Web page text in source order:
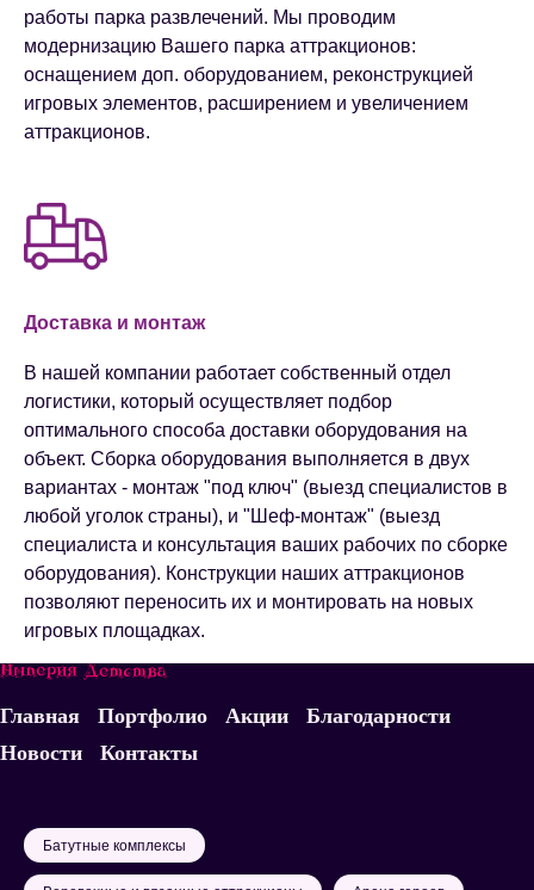
работы парка развлечений. Мы проводим
модернизацию Вашего парка аттракционов:
оснащением доп. оборудованием, реконструкцией
игровых элементов, расширением и увеличением
аттракционов.
Доставка и монтаж
В нашей компании работает собственный отдел
логистики, который осуществляет подбор
оптимального способа доставки оборудования на
объект. Сборка оборудования выполняется в двух
вариантах - монтаж "под ключ" (выезд специалистов в
любой уголок страны), и "Шеф-монтаж" (выезд
специалиста и консультация ваших рабочих по сборке
оборудования). Конструкции наших аттракционов
позволяют переносить их и монтировать на новых
игровых площадках.
Главная Портфолио Акции
Благодарности
Новости
Контакты
Батутные комплексы